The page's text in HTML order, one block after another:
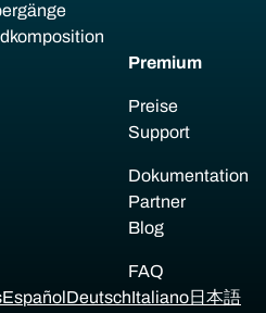
Premium
Preise
Support
Dokumentation
Partner
Blog
FAQ
EspañolDeutschItaliano日本語